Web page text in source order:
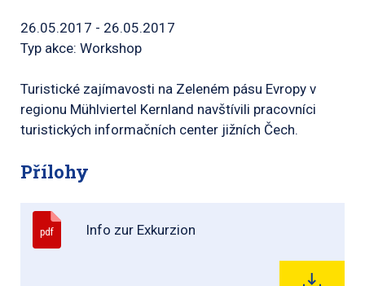
26.05.2017 - 26.05.2017
Typ akce: Workshop
Turistické zajímavosti na Zeleném pásu Evropy v
regionu Mühlviertel Kernland navštívili pracovníci
turistických informačních center jižních Čech.
Přílohy
pdf Info zur Exkurzion